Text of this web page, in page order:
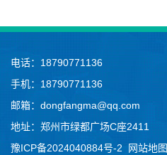
电话：18790771136
手机：18790771136
邮箱：dongfangma@qq.com
地址：郑州市绿都广场C座2411
豫ICP备2024040884号-2
网站地图